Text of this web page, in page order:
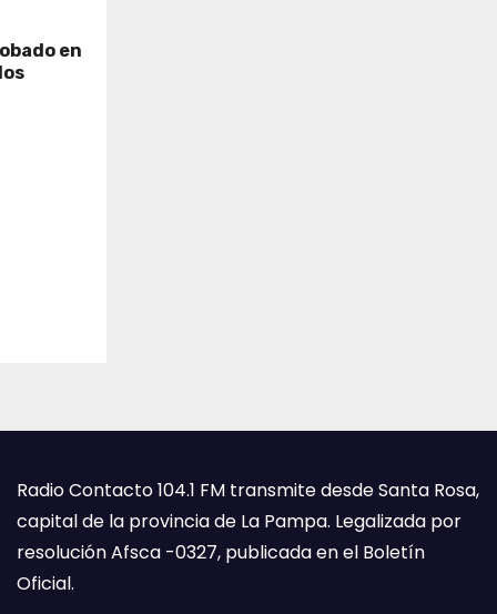
en
Radio Contacto 104.1 FM transmite desde Santa Rosa,
capital de la provincia de La Pampa. Legalizada por
resolución Afsca -0327, publicada en el Boletín
Oficial.